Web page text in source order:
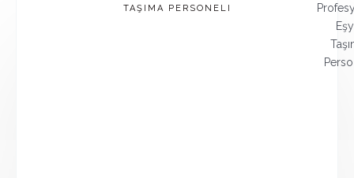
TAŞIMA PERSONELI